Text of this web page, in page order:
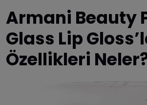
Armani Beauty
Glass Lip
Özellikleri